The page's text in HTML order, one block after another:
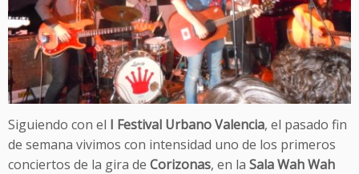
Siguiendo con el I Festival Urbano Valencia, el pasado fin
de semana vivimos con intensidad uno de los primeros
conciertos de la gira de Corizonas, en la Sala Wah Wah